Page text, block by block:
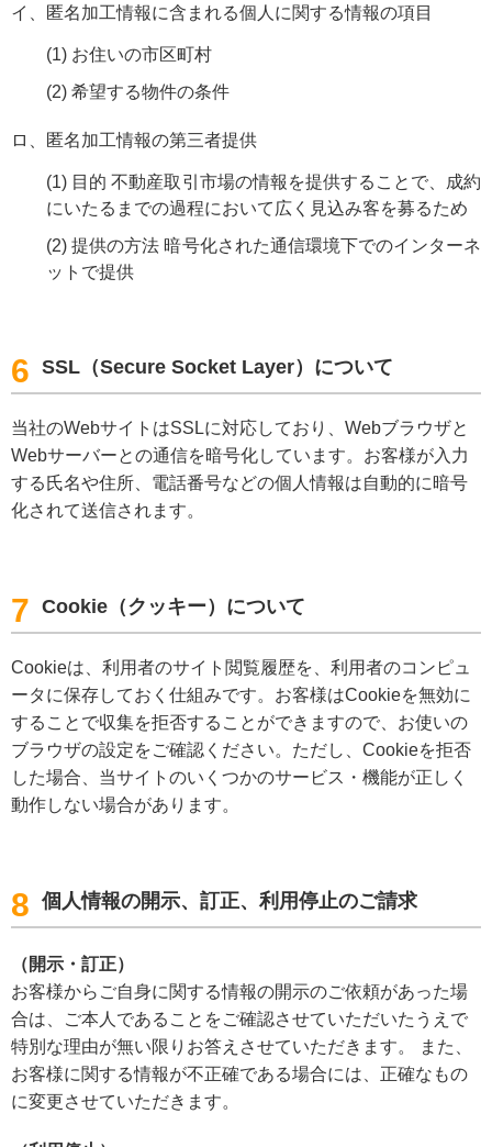
イ 匿名加工情報に含まれる個人に関する情報の項目
(1) お住いの市区町村
(2)希望する物件の条件
ロ 匿名加工情報の第三者提供
(1) 目的 不動産取引市場の情報を提供することで、成約
にいたるまでの過程において広く見込み客を募るため
(2)提供の方法 暗号化された通信環境下でのインターネ
ットで提供
6 SSL（Secure Socket Layer）について
当社のWebサイトはSSLに対応しており、Webブラウザと
Webサーバーとの通信を暗号化しています。お客様が入力
する氏名や住所、電話番号などの個人情報は自動的に暗号
化されて送信されます。
7 Cookie（クッキー）について
Cookieは、利用者のサイト閲覧履歴を、利用者のコンピュ
ータに保存しておく仕組みです。お客様はCookieを無効に
することで収集を拒否することができますので、お使いの
ブラウザの設定をご確認ください。ただし、Cookieを拒否
した場合、当サイトのいくつかのサービス・機能が正しく
動作しない場合があります。
8 個人情報の開示、訂正、利用停止のご請求
（開示・訂正）
お客様からご自身に関する情報の開示のご依頼があった場
合は、ご本人であることをご確認させていただいたうえで
特別な理由が無い限りお答えさせていただきます。 また、
お客様に関する情報が不正確である場合には、正確なもの
に変更させていただきます。